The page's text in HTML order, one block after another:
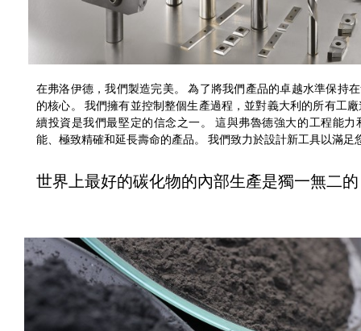
在弗洛伊德，我們製造完美。 為了將我們產品的卓越水準保持
的核心。 我們擁有並控制整個生產過程，並對義大利的所有工
續投資是我們最堅定的信念之一。 這與弗魯德強大的工程能
能、極致精確和延長壽命的產品。 我們致力於設計新工具以滿
世界上最好的碳化物的內部生產是獨一無二的